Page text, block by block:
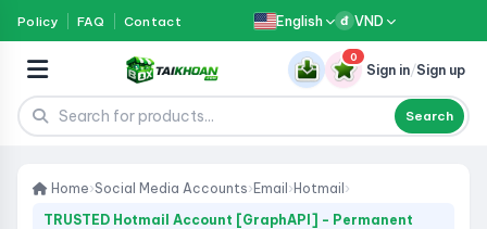
Policy FAQ Contact English đ VND
Search
0
Sign in/Sign up
Home›Social Media Accounts› Email › Hotmail ›
TRUSTED Hotmail Account [GraphAPI] - Permanent